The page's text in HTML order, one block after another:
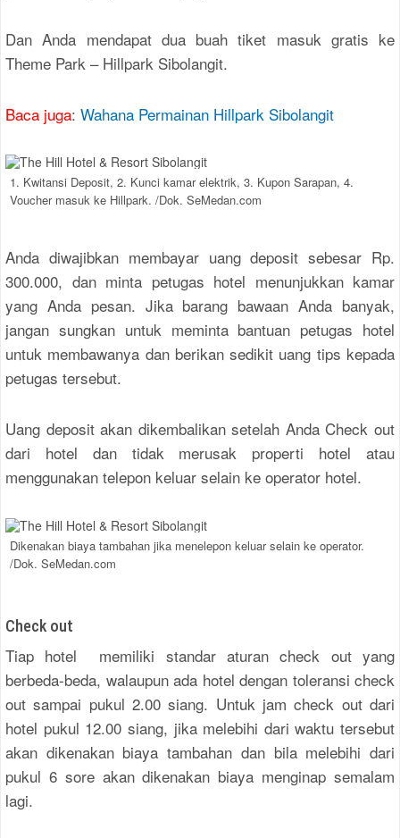
Dan Anda mendapat dua buah tiket masuk gratis ke
Theme Park – Hillpark Sibolangit.
Baca juga: Wahana Permainan Hillpark Sibolangit
1. Kwitansi Deposit, 2. Kunci kamar elektrik, 3. Kupon Sarapan, 4.
Voucher masuk ke Hillpark. /Dok. SeMedan.com
Anda diwajibkan membayar uang deposit sebesar Rp.
300.000, dan minta petugas hotel menunjukkan kamar
yang Anda pesan. Jika barang bawaan Anda banyak,
jangan sungkan untuk meminta bantuan petugas hotel
untuk membawanya dan berikan sedikit uang tips kepada
petugas tersebut.
Uang deposit akan dikembalikan setelah Anda Check out
dari hotel dan tidak merusak properti hotel atau
menggunakan telepon keluar selain ke operator hotel.
Dikenakan biaya tambahan jika menelepon keluar selain ke operator.
/Dok. SeMedan.com
Check out
Tiap hotel memiliki standar aturan check out yang
berbeda-beda, walaupun ada hotel dengan toleransi check
out sampai pukul 2.00 siang. Untuk jam check out dari
hotel pukul 12.00 siang, jika melebihi dari waktu tersebut
akan dikenakan biaya tambahan dan bila melebihi dari
pukul 6 sore akan dikenakan biaya menginap semalam
lagi.